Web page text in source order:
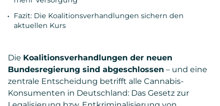
Fazit: Die Koalitionsverhandlungen sichern den
aktuellen Kurs
Die Koalitionsverhandlungen der neuen
Bundesregierung sind abgeschlossen – und eine
zentrale Entscheidung betrifft alle Cannabis-
Konsumenten in Deutschland: Das Gesetz zur